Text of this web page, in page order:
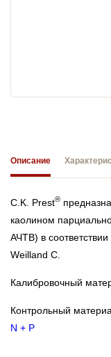
Описание
C.K. Prest®
каолином
АЧТВ) в
Weilland C.
Калибровочный
Контрольный
N + P